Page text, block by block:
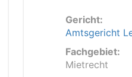
Gericht:
Amtsgericht
Fachgebiet:
Mietrecht